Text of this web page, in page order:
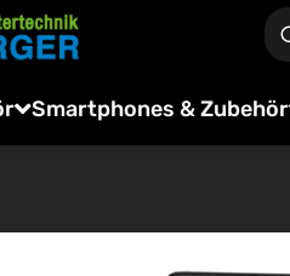
Smartphones & Zubehör